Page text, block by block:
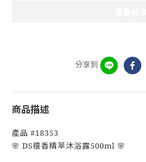
分享到
商品描述
產品 #18353
🌸 DS檀香精萃沐浴露500ml 🌸